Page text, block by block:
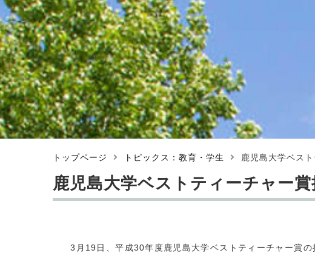
トップページ トピックス：教育・学生 鹿児島大学ベス
鹿児島大学ベストティーチャー
3月19日、平成30年度鹿児島大学ベストティーチャー賞